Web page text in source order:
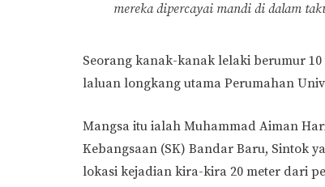
mereka dipercayai mandi di dalam
Seorang kanak-kanak lelaki berumur
laluan longkang utama Perumahan
Mangsa itu ialah Muhammad Aiman
Kebangsaan (SK) Bandar Baru, Sintok
lokasi kejadian kira-kira 20 meter dari